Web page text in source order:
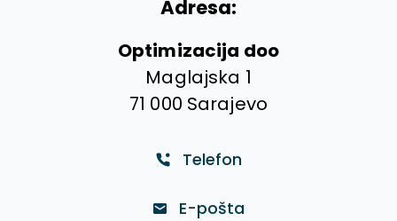
Adresa:
Optimizacija doo
Maglajska 1
71 000 Sarajevo
Telefon
E-pošta